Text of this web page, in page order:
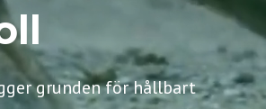
grunden för hållbart